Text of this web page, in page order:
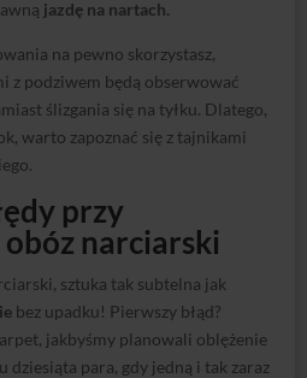
jazdę na nartach.
na pewno skorzystasz,
z podziwem będą obserwować
ślizgania się na tyłku. Dlatego,
warto zapoznać się z tajnikami
przy
narciarski
sztuka tak subtelna jak
bez upadku! Pierwszy błąd?
jakbyśmy planowali oblężenie
dziesiąta para, gdy jedną i tak zaraz